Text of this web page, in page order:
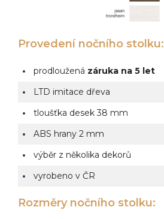
Provedení nočního stolku:
prodloužená záruka na 5 let
LTD imitace dřeva
tloušťka desek 38 mm
ABS hrany 2 mm
výběr z několika dekorů
vyrobeno v ČR
Rozměry nočního stolku: